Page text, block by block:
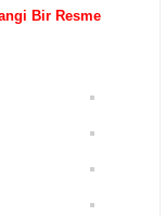
Bir Resme